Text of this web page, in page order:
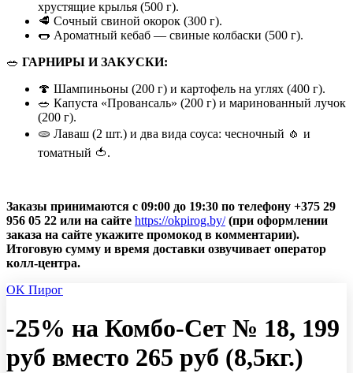
хрустящие крылья (500 г).
🥩 Сочный свиной окорок (300 г).
🌭 Ароматный кебаб — свиные колбаски (500 г).
🥗 ГАРНИРЫ И ЗАКУСКИ:
🍄 Шампиньоны (200 г) и картофель на углях (400 г).
🥗 Капуста «Провансаль» (200 г) и маринованный лучок
(200 г).
🫓 Лаваш (2 шт.) и два вида соуса: чесночный 🧄 и
томатный 🍅.
Заказы принимаются с 09:00 до 19:30 по телефону +375 29
956 05 22 или на сайте https://okpirog.by/ (при оформлении
заказа на сайте укажите промокод в комментарии).
Итоговую сумму и время доставки озвучивает оператор
колл-центра.
OK Пирог
-25% на Комбо-Сет № 18, 199
руб вместо 265 руб (8,5кг.)